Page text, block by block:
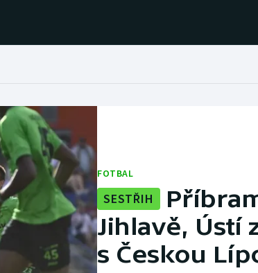
Jezdectví
Judo
Krasobruslení
Lezení
Short track
Sportovní střelba
FOTBAL
SESTŘIH
Jihlavě, Ústí
s Českou